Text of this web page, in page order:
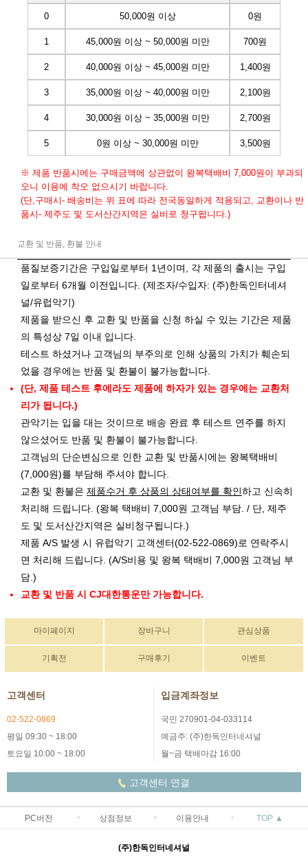
0 50,000원 이상 0원
1 45,000원 이상 ~ 50,000원 미만 700원
2 40,000원 이상 ~ 45,000원 미만 1,400원
3 35,000원 이상 ~ 40,000원 미만 2,100원
4 30,000원 이상 ~ 35,000원 미만 2,700원
5 0원 이상 ~ 30,000원 미만 3,500원
※ 제품 반품시에는 구매금액에 상관없이 왕복택배비 7,000원이 부과되
오니 이용에 착오 없으시기 바랍니다.
(단,구매시- 배송비는 위 표에 따라 전국동일하게 적용되고, 교환이나 반
품시- 제주도 및 도서산간지역은 실비로 청구됩니다.)
교환 및 반품, 환불 안내
품질보증기간은 구입일로부터 1년이며, 각 제품의 출시는 구입
일로부터 6개월 이전입니다. (제조자/수입자: (주)한독인터네셔
널/유럽악기)
제품을 받으신 후 교환 및 반품을 신청 하실 수 있는 기간은 제품
의 특성상 7일 이내 입니다.
테스트 하셨거나 고객님의 부주의로 인해 상품의 가치가 훼손되
었을 경우에는 반품 및 환불이 불가능합니다.
(단, 제품 테스트 후에라도 제품에 하자가 있는 경우에는 교환처
리가 됩니다.)
관악기는 입을 대는 것이므로 배송 완료 후 테스트 연주를 하지
않으셨어도 반품 및 환불이 불가능합니다.
고객님의 단순변심으로 인한 교환 및 반품시에는 왕복택배비
(7,000원)를 부담해 주셔야 합니다.
교환 및 환불은 제품수거 후 상품의 상태여부를 확인하고 신속히
처리해 드립니다. (왕복 택배비 7,000원 고객님 부담. / 단, 제주
도 및 도서산간지역은 실비청구됩니다.)
제품 A/S 발생 시 유럽악기 고객센터(02-522-0869)로 연락주시
면 처리해 드립니다. (A/S비용 및 왕복 택배비 7,000원 고객님 부
담.)
교환 및 반품 시 CJ대한통운만 가능합니다.
마이페이지 장바구니 관심상품
기획전 구매후기 이벤트
고객센터
02-522-0869
평일 09:30 ~ 18:00
토요일 10:00 ~ 18:00
입금계좌정보
국민 270901-04-033114
예금주: (주)한독인터네셔널
월~금 택배마감 16:00
고객센터 연결
PC버전 상점정보 이용안내 TOP ▲
(주)한독인터네셔널